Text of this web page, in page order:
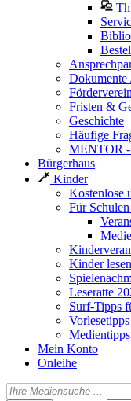
Dokumente
Förderverein
Fristen &
Geschichte
Häufige
MENTOR -
Bürgerhaus
Kinder
Kostenlose
Für
Kinder
Leseratte
Surf-Tipps
Vorlesetipps
Medientipps
Mein Konto
Onleihe